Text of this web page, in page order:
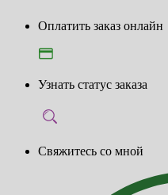
Оплатить заказ онлайн
Узнать статус заказа
Свяжитесь со мной